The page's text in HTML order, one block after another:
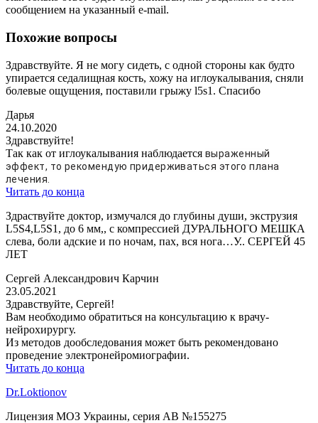
сообщением на указанный e-mail.
Похожие вопросы
Здравствуйте. Я не могу сидеть, с одной стороны как будто
упирается седалищная кость, хожу на иглоукалывания, сняли
болевые ощущения, поставили грыжу l5s1. Спасибо
Дарья
24.10.2020
Здравствуйте!
Так как от иглоукалывания наблюдается выраженный
эффект, то рекомендую придерживаться этого плана
лечения.
Читать до конца
Здраствуйте доктор, измучался до глубины души, экструзия
L5S4,L5S1, до 6 мм,, с компрессией ДУРАЛЬНОГО МЕШКА
слева, боли адские и по ночам, пах, вся нога…У.. СЕРГЕЙ 45
ЛЕТ
Сергей Александрович Карчин
23.05.2021
Здравствуйте, Сергей!
Вам необходимо обратиться на консультацию к врачу-
нейрохирургу.
Из методов дообследования может быть рекомендовано
проведение электронейромиографии.
Читать до конца
Dr.Loktionov
Лицензия МОЗ Украины, серия АВ №155275